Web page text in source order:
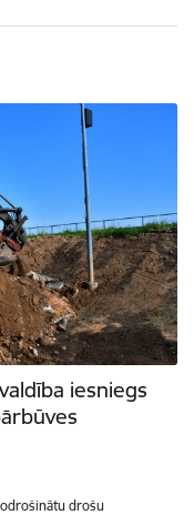
iesniegs
drošu